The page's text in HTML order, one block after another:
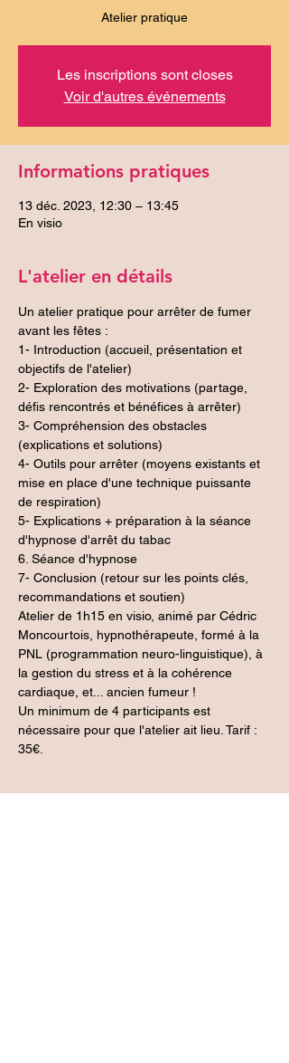
Atelier pratique
Les inscriptions sont closes
Voir d'autres événements
Informations pratiques
13 déc. 2023, 12:30 – 13:45
En visio
L'atelier en détails
Un atelier pratique pour arrêter de fumer
avant les fêtes :
1- Introduction (accueil, présentation et
objectifs de l'atelier)
2- Exploration des motivations (partage,
défis rencontrés et bénéfices à arrêter)
3- Compréhension des obstacles
(explications et solutions)
4- Outils pour arrêter (moyens existants et
mise en place d'une technique puissante
de respiration)
5- Explications + préparation à la séance
d'hypnose d'arrêt du tabac
6. Séance d'hypnose
7- Conclusion (retour sur les points clés,
recommandations et soutien)
Atelier de 1h15 en visio, animé par Cédric
Moncourtois, hypnothérapeute, formé à la
PNL (programmation neuro-linguistique), à
la gestion du stress et à la cohérence
cardiaque, et... ancien fumeur !
Un minimum de 4 participants est
nécessaire pour que l'atelier ait lieu. Tarif :
35€.